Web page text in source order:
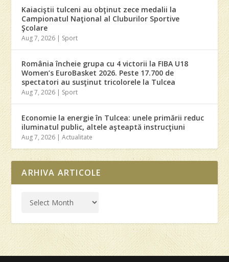
Kaiaciştii tulceni au obţinut zece medalii la
Campionatul Naţional al Cluburilor Sportive
Şcolare
Aug 7, 2026 | Sport
România încheie grupa cu 4 victorii la FIBA U18
Women’s EuroBasket 2026. Peste 17.700 de
spectatori au susţinut tricolorele la Tulcea
Aug 7, 2026 | Sport
Economie la energie în Tulcea: unele primării reduc
iluminatul public, altele aşteaptă instrucţiuni
Aug 7, 2026 |Actualitate
ARHIVA ARTICOLE